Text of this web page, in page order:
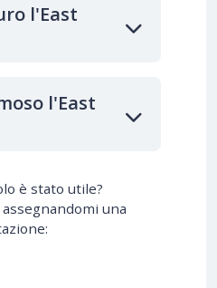
l'East
l'East
è stato utile?
una